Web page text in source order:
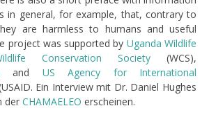
in general, for example, that, contrary to
are harmless to humans and useful
project was supported by Uganda Wildlife
Conservation Society (WCS),
and US Agency for
International
Ein Interview mit Dr. Daniel Hughes
der CHAMAELEO erscheinen.